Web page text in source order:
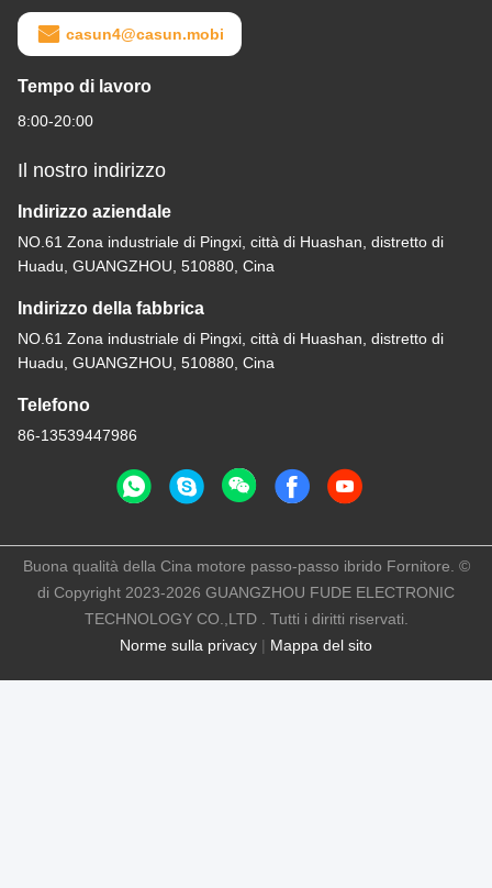
casun4@casun.mobi
Tempo di lavoro
8:00-20:00
Il nostro indirizzo
Indirizzo aziendale
NO.61 Zona industriale di Pingxi, città di Huashan, distretto di
Huadu, GUANGZHOU, 510880, Cina
Indirizzo della fabbrica
NO.61 Zona industriale di Pingxi, città di Huashan, distretto di
Huadu, GUANGZHOU, 510880, Cina
Telefono
86-13539447986
Norme sulla privacy | Mappa del sito
Buona qualità della Cina motore passo-passo ibrido Fornitore. ©
di Copyright 2023-2026 GUANGZHOU FUDE ELECTRONIC
TECHNOLOGY CO.,LTD . Tutti i diritti riservati.